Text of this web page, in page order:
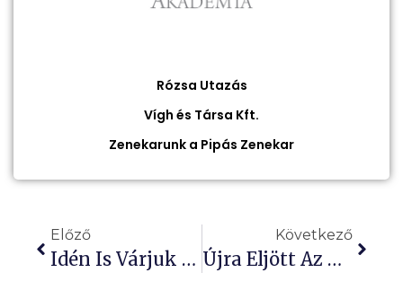
Rózsa Utazás
Vígh és Társa Kft.
Zenekarunk a Pipás Zenekar
Előző
Idén Is Várjuk Szeretettel A Táncosokat Táborozni
Következő
Újra Eljött Az Abádszalóki Böllér Fesztivál!